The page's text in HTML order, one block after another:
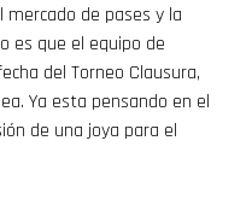
de pases y la
es que el equipo de
del Torneo Clausura,
Ya esta pensando en el
de una joya para el